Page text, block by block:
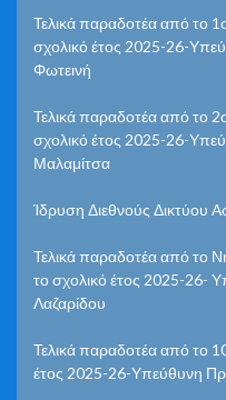
Τελικά παραδοτέα από το
σχολικό έτος 2025-26-
Φωτεινή
Τελικά παραδοτέα από το
σχολικό έτος 2025-26-
Μαλαμίτσα
Ίδρυση Διεθνούς Δικτύου
Τελικά παραδοτέα από το
το σχολικό έτος 2025-26-
Λαζαρίδου
Τελικά παραδοτέα από το
έτος 2025-26-Υπεύθυνη